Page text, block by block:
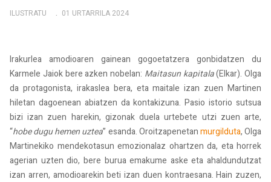
ILUSTRATU 01 URTARRILA 2024
Irakurlea amodioaren gainean gogoetatzera gonbidatzen du
Karmele Jaiok bere azken nobelan: Maitasun kapitala(Elkar). Olga
da protagonista, irakaslea bera, eta maitale izan zuen Martinen
hiletan dagoenean abiatzen da kontakizuna. Pasio istorio sutsua
bizi izan zuen harekin, gizonak duela urtebete utzi zuen arte,
“hobe dugu hemen uztea” esanda. Oroitzapenetanmurgilduta, Olga
Martinekiko mendekotasun emozionalaz ohartzen da, eta horrek
agerian uzten dio, bere burua emakume aske eta ahaldundutzat
izan arren, amodioarekin beti izan duen kontraesana. Hain zuzen,